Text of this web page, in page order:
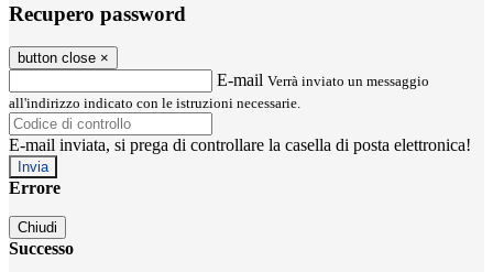
Recupero password
button close ×
E-mail Verrà inviato un messaggio
all'indirizzo indicato con le istruzioni necessarie.
E-mail inviata, si prega di controllare la casella di posta elettronica!
Errore
Chiudi
Successo